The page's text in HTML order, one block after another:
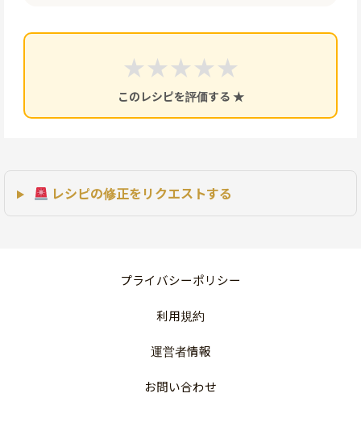
★
★
★
★
★
このレシピを評価する ★
レシピの修正をリクエストする
プライバシーポリシー
利用規約
運営者情報
お問い合わせ